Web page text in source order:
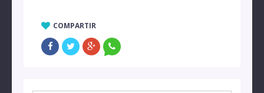
COMPARTIR